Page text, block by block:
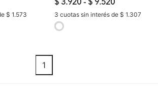
$ 1.573
$ 3.920 - $ 9.520
3 cuotas sin interés de $ 1.307
1